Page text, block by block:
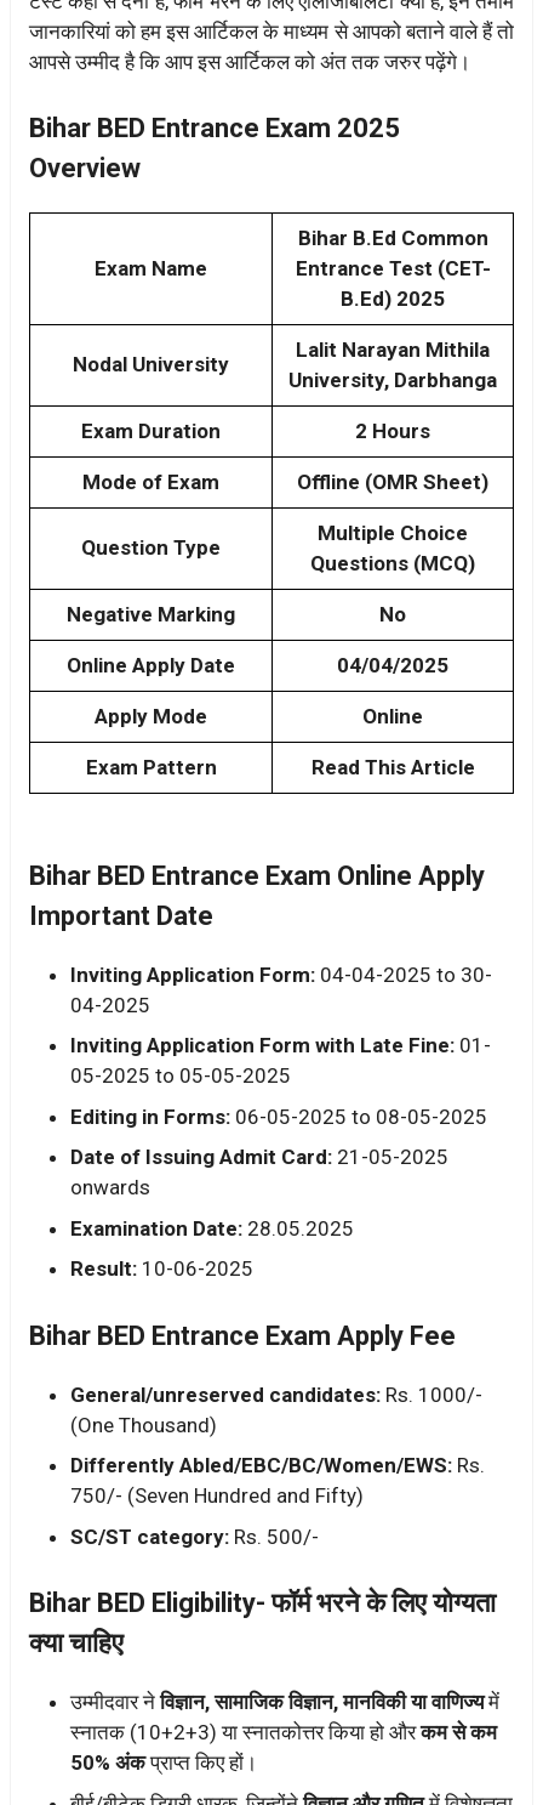
जानकारियां को हम इस आर्टिकल के माध्यम से आपको बताने वाले हैं तो
आपसे उम्मीद है कि आप इस आर्टिकल को अंत तक जरुर पढ़ेंगे।
Bihar BED Entrance Exam 2025
Overview
Exam Name
Bihar B.Ed Common
Entrance Test (CET-
B.Ed) 2025
Nodal University
Lalit Narayan Mithila
University, Darbhanga
Exam Duration 2 Hours
Mode of Exam Offline (OMR Sheet)
Question Type
Multiple Choice
Questions (MCQ)
Negative Marking No
Online Apply Date 04/04/2025
Apply Mode Online
Exam Pattern Read This Article
Bihar BED Entrance Exam Online Apply
Important Date
Inviting Application Form: 04-04-2025 to 30-
04-2025
Inviting Application Form with Late Fine: 01-
05-2025 to 05-05-2025
Editing in Forms: 06-05-2025 to 08-05-2025
Date of Issuing Admit Card: 21-05-2025
onwards
Examination Date: 28.05.2025
Result: 10-06-2025
Bihar BED Entrance Exam Apply Fee
General/unreserved candidates: Rs. 1000/-
(One Thousand)
Differently Abled/EBC/BC/Women/EWS: Rs.
750/- (Seven Hundred and Fifty)
SC/ST category: Rs. 500/-
Bihar BED Eligibility- फॉर्म भरने के लिए योग्यता
क्या चाहिए
उम्मीदवार नेविज्ञान, सामाजिक विज्ञान, मानविकी या वाणिज्यमें
स्नातक (10+2+3) या स्नातकोत्तर किया हो औरकम से कम
50% अंकप्राप्त किए हों।